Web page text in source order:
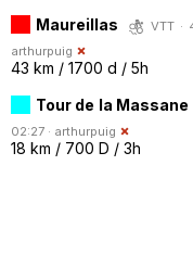
Maureillas
VTT ·
arthurpuig
43 km / 1700 d / 5h
Tour de la Massane
02:27 · arthurpuig
18 km / 700 D / 3h